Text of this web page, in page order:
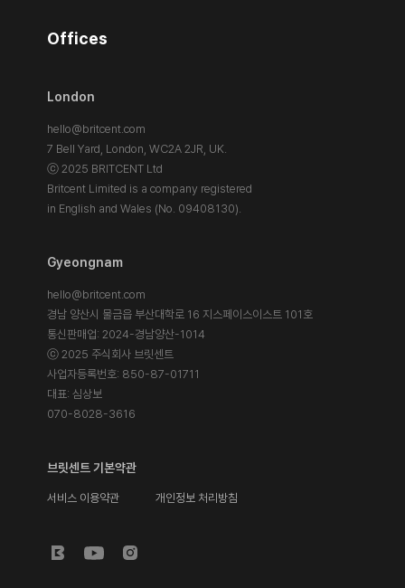
Offices
London
hello@britcent.com
7 Bell Yard, London, WC2A 2JR, UK.
ⓒ 2025 BRITCENT Ltd
Britcent Limited is a company registered
in English and Wales (No. 09408130).
Gyeongnam
hello@britcent.com
경남 양산시 물금읍 부산대학로 16 지스페이스이스트 101호
통신판매업: 2024-경남양산-1014
ⓒ 2025 주식회사 브릿센트
사업자등록번호: 850-87-01711
대표: 심상보
070-8028-3616
브릿센트 기본약관
서비스 이용약관 개인정보 처리방침